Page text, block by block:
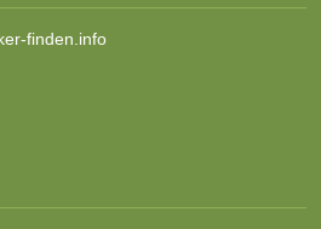
finden.info